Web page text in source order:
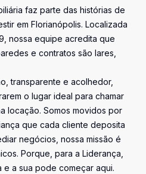
faz parte das histórias de
em Florianópolis. Localizada
nossa equipe acredita que
e contratos são lares,
transparente e acolhedor,
o lugar ideal para chamar
locação. Somos movidos por
que cada cliente deposita
negócios, nossa missão é
Porque, para a Liderança,
e a sua pode começar aqui.